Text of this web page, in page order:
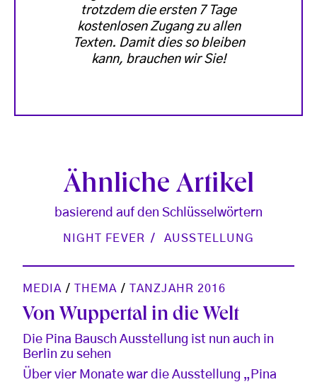
trotzdem die ersten 7 Tage
kostenlosen Zugang zu allen
Texten. Damit dies so bleiben
kann, brauchen wir Sie!
Ähnliche Artikel
basierend auf den Schlüsselwörtern
NIGHT FEVER AUSSTELLUNG
MEDIA / THEMA / TANZJAHR 2016
Von Wuppertal in die Welt
Die Pina Bausch Ausstellung ist nun auch in
Berlin zu sehen
Über vier Monate war die Ausstellung „Pina